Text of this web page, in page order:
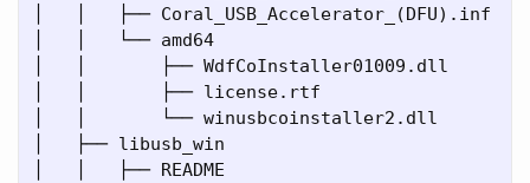
│   │   ├── Coral_USB_Accelerator_(DFU).inf
│   │   └── amd64
│   │       ├── WdfCoInstaller01009.dll
│   │       ├── license.rtf
│   │       └── winusbcoinstaller2.dll
│   ├── libusb_win
│   │   ├── README